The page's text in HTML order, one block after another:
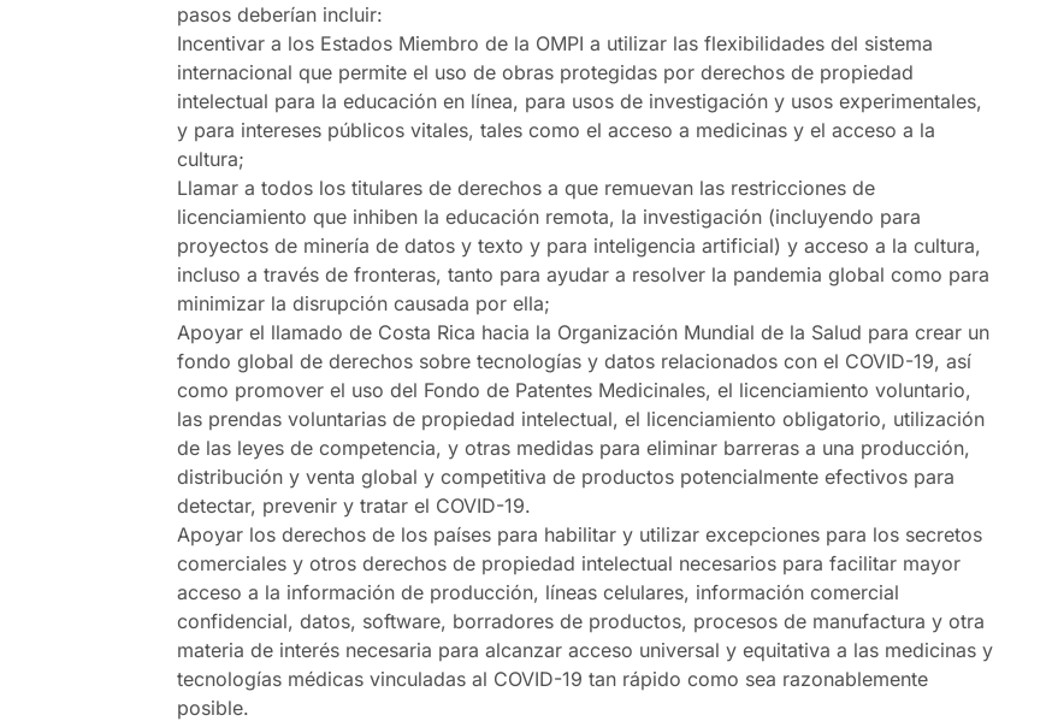
pasos deberían incluir:
Incentivar a los Estados Miembro de la OMPI a utilizar las flexibilidades del sistema
internacional que permite el uso de obras protegidas por derechos de propiedad
intelectual para la educación en línea, para usos de investigación y usos experimentales,
y para intereses públicos vitales, tales como el acceso a medicinas y el acceso a la
cultura;
Llamar a todos los titulares de derechos a que remuevan las restricciones de
licenciamiento que inhiben la educación remota, la investigación (incluyendo para
proyectos de minería de datos y texto y para inteligencia artificial) y acceso a la cultura,
incluso a través de fronteras, tanto para ayudar a resolver la pandemia global como para
minimizar la disrupción causada por ella;
Apoyar el llamado de Costa Rica hacia la Organización Mundial de la Salud para crear un
fondo global de derechos sobre tecnologías y datos relacionados con el COVID-19, así
como promover el uso del Fondo de Patentes Medicinales, el licenciamiento voluntario,
las prendas voluntarias de propiedad intelectual, el licenciamiento obligatorio, utilización
de las leyes de competencia, y otras medidas para eliminar barreras a una producción,
distribución y venta global y competitiva de productos potencialmente efectivos para
detectar, prevenir y tratar el COVID-19.
Apoyar los derechos de los países para habilitar y utilizar excepciones para los secretos
comerciales y otros derechos de propiedad intelectual necesarios para facilitar mayor
acceso a la información de producción, líneas celulares, información comercial
confidencial, datos, software, borradores de productos, procesos de manufactura y otra
materia de interés necesaria para alcanzar acceso universal y equitativa a las medicinas y
tecnologías médicas vinculadas al COVID-19 tan rápido como sea razonablemente
posible.